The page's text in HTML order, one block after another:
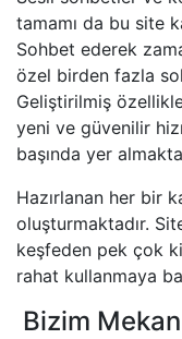
tamamı da bu site
Sohbet ederek
özel birden fazla
Geliştirilmiş
yeni ve güvenilir
başında yer
Hazırlanan her bir
oluşturmaktadır.
keşfeden pek çok
rahat kullanmaya
Bizim